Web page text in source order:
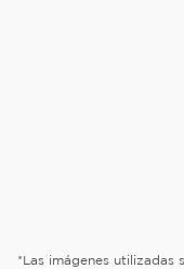
*Las imágenes utilizadas